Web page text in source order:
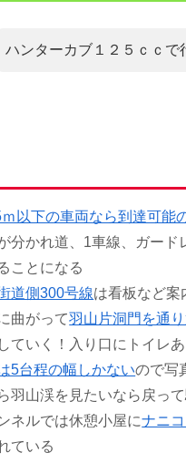
ハンターカブ１２５ｃｃで
以下の車両なら到達可能
分かれ道、1車線、ガード
ことになる
道側300号線は看板など案
曲がって羽山片洞門を通
ていく！入り口にトイレあ
5台程の幅しかないので写
羽山渓を見たいなら戻っ
ネルでは休憩小屋にナニ
ている